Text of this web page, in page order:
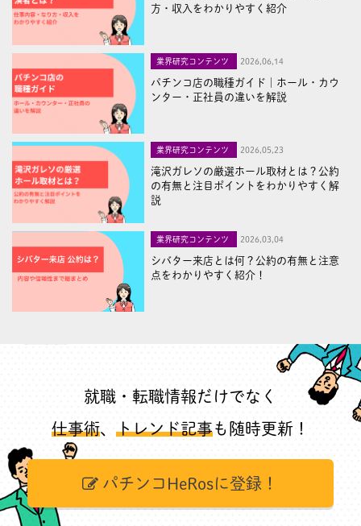
方・収入をわかりやすく紹介
業界研究コンテンツ 2026,06,14
パチンコ店の職種ガイド｜ホール・カウ
ンター・正社員の違いを解説
業界研究コンテンツ 2026,05,23
滝沢ガレソの厳選ホール取材とは？公約
の有無と注目ポイントをわかりやすく解
説
業界研究コンテンツ 2026,03,04
シバター来店とは何？公約の有無と注意
点をわかりやすく紹介！
就職・転職情報だけでなく
仕事術、 トレンド記事も随時更新！
パチンコHeRosに登録！